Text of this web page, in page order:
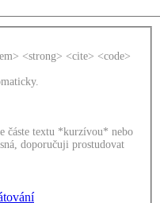
<strong> <cite> <code>
částe textu *kurzívou* nebo
doporučuji prostudovat